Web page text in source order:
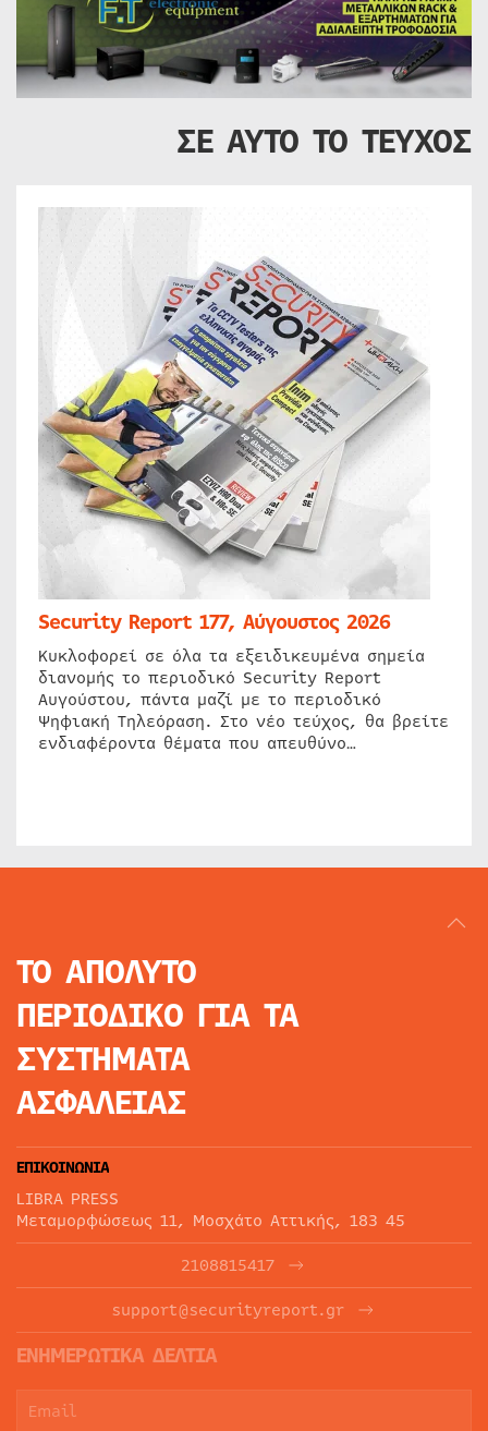
ΣΕ ΑΥΤΟ ΤΟ ΤΕΥΧΟΣ
Security Report 177, Αύγουστος 2026
Κυκλοφορεί σε όλα τα εξειδικευμένα σημεία
διανομής το περιοδικό Security Report
Αυγούστου, πάντα μαζί με το περιοδικό
Ψηφιακή Τηλεόραση. Στο νέο τεύχος, θα βρείτε
ενδιαφέροντα θέματα που απευθύνο…
ΤΟ ΑΠΟΛΥΤΟ
ΠΕΡΙΟΔΙΚΟ ΓΙΑ ΤΑ
ΣΥΣΤΗΜΑΤΑ
ΑΣΦΑΛΕΙΑΣ
ΕΠΙΚΟΙΝΩΝΙΑ
LIBRA PRESS
Μεταμορφώσεως 11, Μοσχάτο Αττικής, 183 45
2108815417
support@securityreport.gr
ΕΝΗΜΕΡΩΤΙΚΑ ΔΕΛΤΙΑ